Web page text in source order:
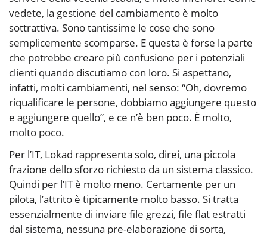
vedete, la gestione del cambiamento è molto
sottrattiva. Sono tantissime le cose che sono
semplicemente scomparse. E questa è forse la parte
che potrebbe creare più confusione per i potenziali
clienti quando discutiamo con loro. Si aspettano,
infatti, molti cambiamenti, nel senso: “Oh, dovremo
riqualificare le persone, dobbiamo aggiungere questo
e aggiungere quello”, e ce n’è ben poco. È molto,
molto poco.
Per l’IT, Lokad rappresenta solo, direi, una piccola
frazione dello sforzo richiesto da un sistema classico.
Quindi per l’IT è molto meno. Certamente per un
pilota, l’attrito è tipicamente molto basso. Si tratta
essenzialmente di inviare file grezzi, file flat estratti
dal sistema, nessuna pre-elaborazione di sorta,